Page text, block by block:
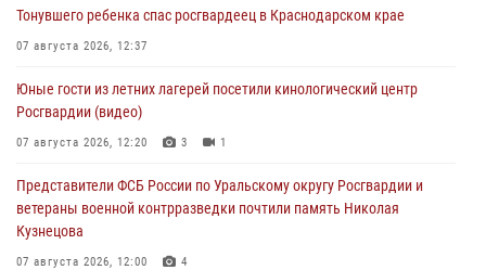
Тонувшего ребенка спас росгвардеец в Краснодарском крае
07 августа 2026, 12:37
Юные гости из летних лагерей посетили кинологический центр
Росгвардии (видео)
07 августа 2026, 12:20 3 1
Представители ФСБ России по Уральскому округу Росгвардии и
ветераны военной контрразведки почтили память Николая
Кузнецова
07 августа 2026, 12:00 4